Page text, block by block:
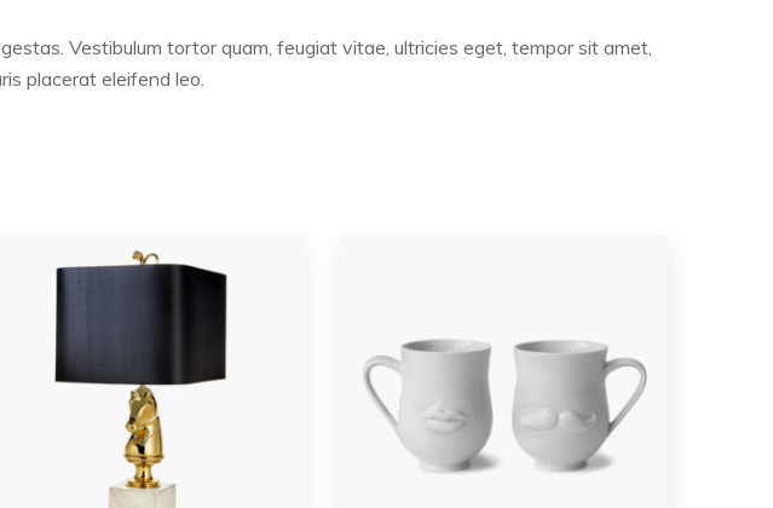
Vestibulum tortor quam, feugiat vitae, ultricies eget, tempor sit amet,
placerat eleifend leo.